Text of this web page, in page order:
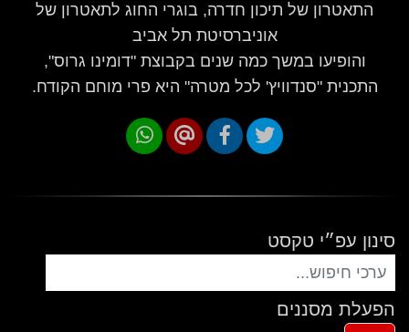
התאטרון של תיכון חדרה, בוגרי החוג לתאטרון של
אוניברסיטת תל אביב
והופיעו במשך כמה שנים בקבוצת "דומינו גרוס",
התכנית "סנדוויץ' לכל מטרה" היא פרי מוחם הקודח.
סינון עפ״י טקסט
הפעלת מסננים